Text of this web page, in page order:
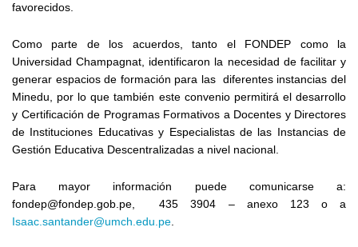
favorecidos.
Como parte de los acuerdos, tanto el FONDEP como la
Universidad Champagnat, identificaron la necesidad de facilitar y
generar espacios de formación para las diferentes instancias del
Minedu, por lo que también este convenio permitirá el desarrollo
y Certificación de Programas Formativos a Docentes y Directores
de Instituciones Educativas y Especialistas de las Instancias de
Gestión Educativa Descentralizadas a nivel nacional.
Para mayor información puede comunicarse a:
fondep@fondep.gob.pe, 435 3904 – anexo 123 o a
Isaac.santander@umch.edu.pe